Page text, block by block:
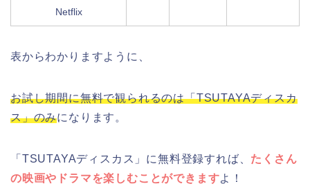
Netflix
表からわかりますように、
お試し期間に無料で観られるのは「TSUTAYAディスカ
ス」のみになります。
「TSUTAYAディスカス」に無料登録すれば、 たくさん
の映画やドラマを楽しむことができますよ！